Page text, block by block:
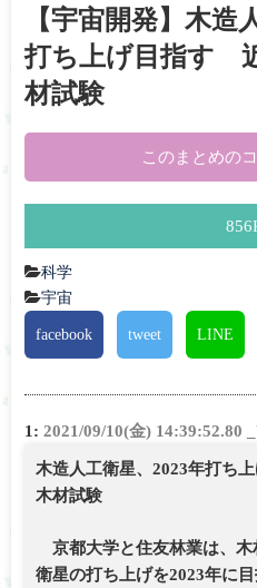
【宇宙開発】木造
打ち上げ目指す
材試験
このまとめの
856
科学
宇宙
facebook tweet LINE
1: 2021/09/10(金) 14:39:52.80
木造人工衛星、2023年打ち
木材試験
京都大学と住友林業は、木
衛星の打ち上げを2023年に目